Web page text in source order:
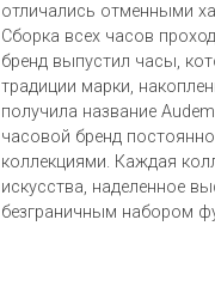
отличались отменными
Сборка всех часов
бренд выпустил часы,
традиции марки,
получила название
часовой бренд
коллекциями. Каждая
искусства, наделенное
безграничным набором